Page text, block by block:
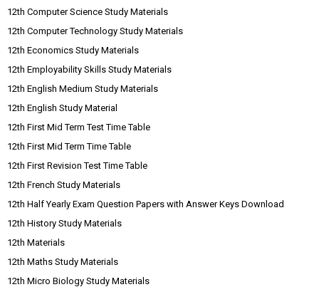
12th Computer Science Study Materials
12th Computer Technology Study Materials
12th Economics Study Materials
12th Employability Skills Study Materials
12th English Medium Study Materials
12th English Study Material
12th First Mid Term Test Time Table
12th First Mid Term Time Table
12th First Revision Test Time Table
12th French Study Materials
12th Half Yearly Exam Question Papers with Answer Keys Download
12th History Study Materials
12th Materials
12th Maths Study Materials
12th Micro Biology Study Materials